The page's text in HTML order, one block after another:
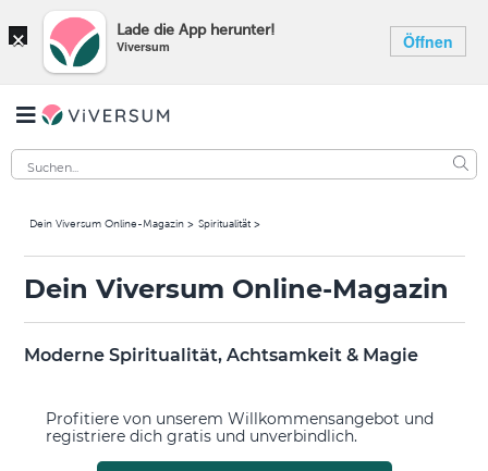
× Lade die App herunter!
Viversum Öffnen
Dein Viversum Online-Magazin Spiritualität
Dein Viversum Online-Magazin
Moderne Spiritualität, Achtsamkeit & Magie
Profitiere von unserem Willkommensangebot und
registriere dich gratis und unverbindlich.